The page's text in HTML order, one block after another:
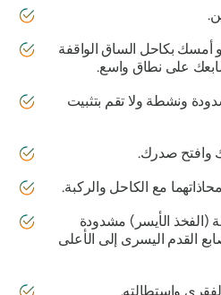
بكاحل الساق الواقفة
على نطاق واسع.
ونشطة ولا تقم بتثبيت
صدرك.
مع الكاحل والركبة.
الأيسر) مشدودة
القدم اليسرى إلى الأعلى
واستطالته.